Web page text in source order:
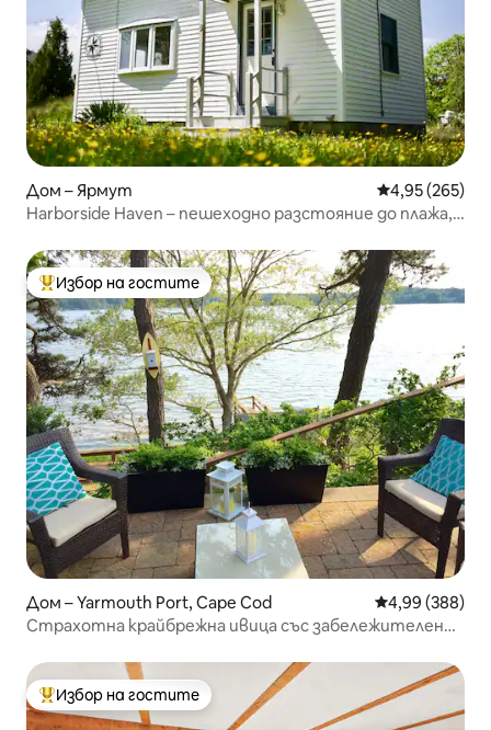
Дом – Ярмут Средна
4,95 (265)
Harborside Haven – пешеходно разстояние до плажа,
Най-популярен избор на гостите
Избор на гостите
Дом – Yarmouth Port, Cape Cod Средна
4,99 (388)
Страхотна крайбрежна ивица със забележителен
Най-популярен избор на гостите
Избор на гостите